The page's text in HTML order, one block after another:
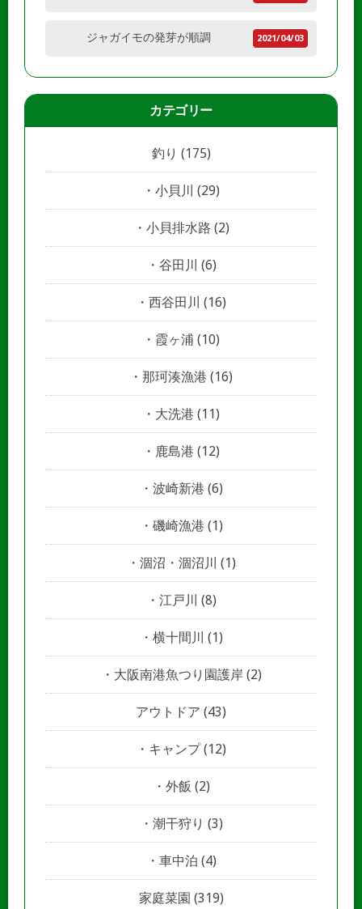
ジャガイモの発芽が順調 2021/04/03
カテゴリー
釣り (175)
小貝川 (29)
小貝排水路 (2)
谷田川 (6)
西谷田川 (16)
霞ヶ浦 (10)
那珂湊漁港 (16)
大洗港 (11)
鹿島港 (12)
波崎新港 (6)
磯崎漁港 (1)
涸沼・涸沼川 (1)
江戸川 (8)
横十間川 (1)
大阪南港魚つり園護岸 (2)
アウトドア (43)
キャンプ(12)
外飯 (2)
潮干狩り (3)
車中泊 (4)
家庭菜園 (319)